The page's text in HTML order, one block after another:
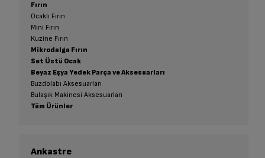
Fırın
Ocaklı Fırın
Mini Fırın
Kuzine Fırın
Mikrodalga Fırın
Set Üstü Ocak
Beyaz Eşya Yedek Parça ve Aksesuarları
Buzdolabı Aksesuarları
Bulaşık Makinesi Aksesuarları
Tüm Ürünler
Ankastre